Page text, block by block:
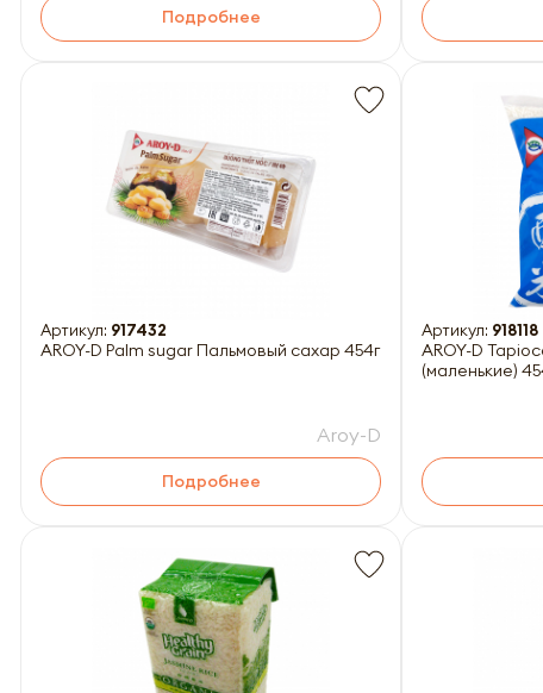
Подробнее
Артикул: 917432
AROY-D Palm sugar Пальмовый сахар 454г
Aroy-D
Подробнее
Артикул: 918118
AROY-D
(маленькие)